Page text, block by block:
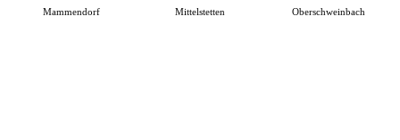
Mammendorf Mittelstetten Oberschweinbach